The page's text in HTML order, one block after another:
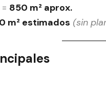
850 m² aprox.
m² estimados (sin